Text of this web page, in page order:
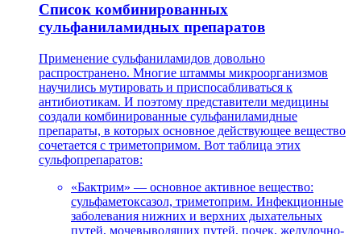
Список комбинированных
сульфаниламидных препаратов
Применение сульфаниламидов довольно
распространено. Многие штаммы микроорганизмов
научились мутировать и приспосабливаться к
антибиотикам. И поэтому представители медицины
создали комбинированные сульфаниламидные
препараты, в которых основное действующее вещество
сочетается с триметопримом. Вот таблица этих
сульфопрепаратов:
«Бактрим» — основное активное вещество:
сульфаметоксазол, триметоприм. Инфекционные
заболевания нижних и верхних дыхательных
путей, мочевыводящих путей, почек, желудочно-